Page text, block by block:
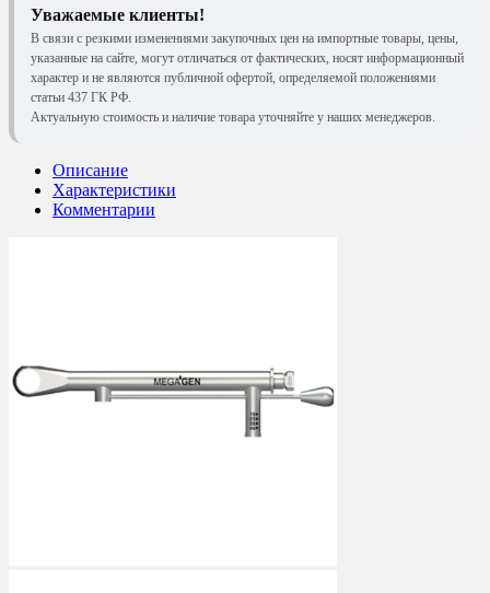
Уважаемые клиенты!
В связи с резкими изменениями закупочных цен на импортные товары, цены,
указанные на сайте, могут отличаться от фактических, носят информационный
характер и не являются публичной офертой, определяемой положениями
статьи 437 ГК РФ.
Актуальную стоимость и наличие товара уточняйте у наших менеджеров.
Описание
Характеристики
Комментарии